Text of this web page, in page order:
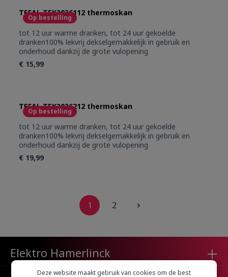
Op bestelling
TEFAL TEK3036112 thermoskan
tot 12 uur warme dranken, tot 24 uur gekoelde
dranken100% lekvrij dekselgemakkelijk in gebruik en
onderhoud dankzij de grote vulopening
€ 15,99
Op bestelling
TEFAL TEK3036212 thermoskan
tot 12 uur warme dranken, tot 24 uur gekoelde
dranken100% lekvrij dekselgemakkelijk in gebruik en
onderhoud dankzij de grote vulopening
€ 19,99
1 2
Elektro Hamerlinck
Deze website maakt gebruik van cookies om de best